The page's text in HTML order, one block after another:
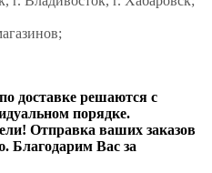
доставке решаются с
порядке.
Отправка ваших заказов
Благодарим Вас за